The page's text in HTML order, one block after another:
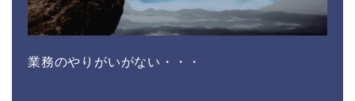
業務のやりがいがない・・・